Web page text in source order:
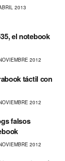
2013
el notebook
2012
táctil con
2012
falsos
2012